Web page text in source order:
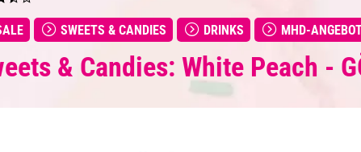
SWEETS & CANDIES DRINKS MHD-
& Candies: White Peach -